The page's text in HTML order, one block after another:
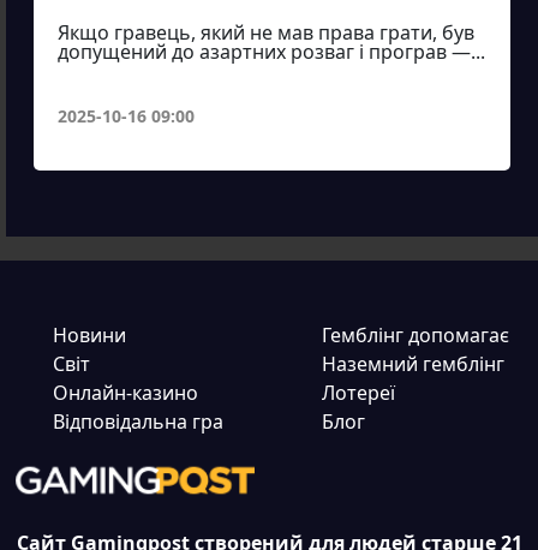
Якщо гравець, який не мав права грати, був
допущений до азартних розваг і програв —...
2025-10-16 09:00
Новини
Світ
Онлайн-казино
Відповідальна гра
Гемблінг допомагає
Наземний гемблінг
Лотереї
Блог
Сайт Gamingpost створений для людей старше 21